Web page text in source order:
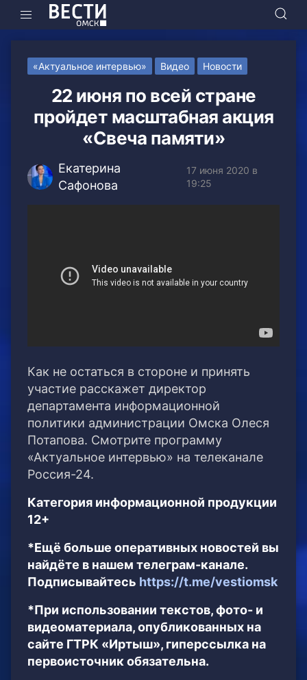
«Актуальное интервью» Видео Новости
22 июня по всей стране
пройдет масштабная акция
«Свеча памяти»
Екатерина
Сафонова
17 июня 2020 в
19:25
Как не остаться в стороне и принять
участие расскажет директор
департамента информационной
политики администрации Омска Олеся
Потапова. Смотрите программу
«Актуальное интервью» на телеканале
Россия-24.
Категория информационной продукции
12+
*Ещё больше оперативных новостей вы
найдёте в нашем телеграм-канале.
Подписывайтесь https://t.me/vestiomsk
*При использовании текстов, фото- и
видеоматериала, опубликованных на
сайте ГТРК «Иртыш», гиперссылка на
первоисточник обязательна.